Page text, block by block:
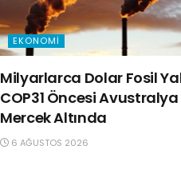
EKONOMI
Milyarlarca Dolar Fosil
COP31 Öncesi
Mercek Altında
6 AĞUSTOS 2026